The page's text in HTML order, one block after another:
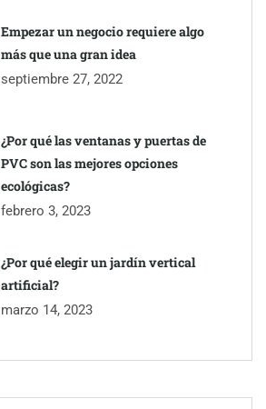
Empezar un negocio requiere algo
más que una gran idea
septiembre 27, 2022
¿Por qué las ventanas y puertas de
PVC son las mejores opciones
ecológicas?
febrero 3, 2023
¿Por qué elegir un jardín vertical
artificial?
marzo 14, 2023